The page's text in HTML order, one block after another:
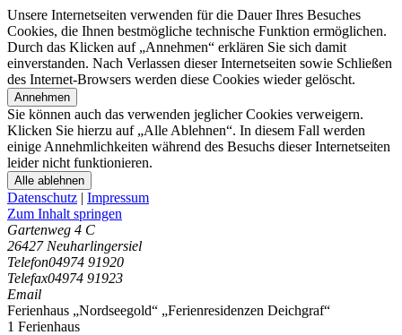
Unsere Internetseiten verwenden für die Dauer Ihres Besuches
Cookies, die Ihnen bestmögliche technische Funktion ermöglichen.
Durch das Klicken auf „Annehmen“ erklären Sie sich damit
einverstanden. Nach Verlassen dieser Internetseiten sowie Schließen
des Internet-Browsers werden diese Cookies wieder gelöscht.
Annehmen
Sie können auch das verwenden jeglicher Cookies verweigern.
Klicken Sie hierzu auf „Alle Ablehnen“. In diesem Fall werden
einige Annehmlichkeiten während des Besuchs dieser Internetseiten
leider nicht funktionieren.
Alle ablehnen
Datenschutz | Impressum
Zum Inhalt springen
Gartenweg 4 C
26427 Neuharlingersiel
Telefon04974 91920
Telefax04974 91923
Email
Ferienhaus „Nordseegold“ „Ferienresidenzen Deichgraf“
1 Ferienhaus